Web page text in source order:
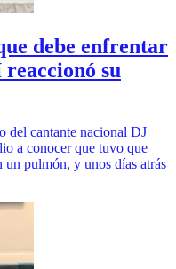
debe enfrentar
reaccionó su
del cantante nacional DJ
a conocer que tuvo que
un pulmón, y unos días atrás